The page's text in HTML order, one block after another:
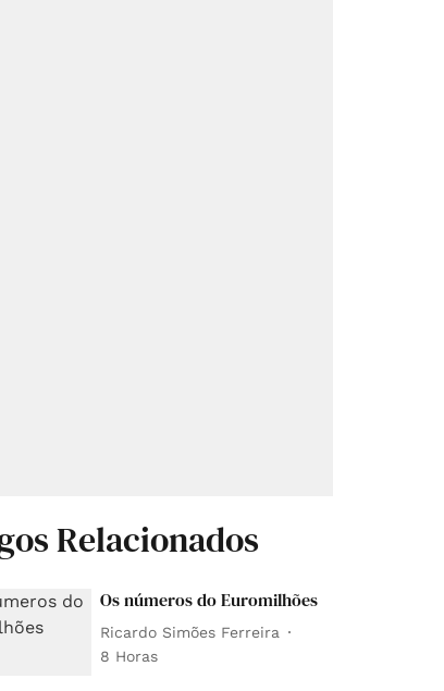
Relacionados
Os números do Euromilhões
Ricardo Simões Ferreira
8 Horas